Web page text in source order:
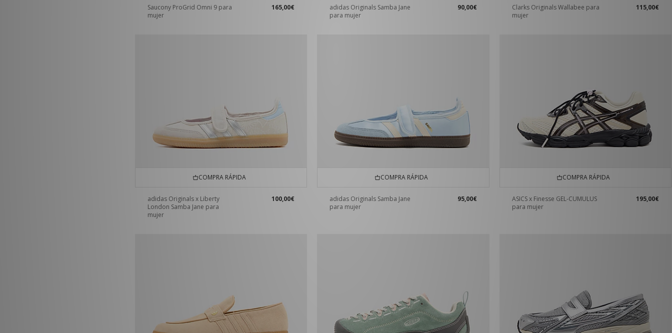
Saucony ProGrid Omni 9 para
mujer
165,00€
adidas Originals Samba Jane
para mujer
90,00€
Clarks Originals Wallabee para
mujer
115,00€
COMPRA RÁPIDA
adidas Originals x Liberty
London Samba Jane para
mujer
100,00€
COMPRA RÁPIDA
adidas Originals Samba Jane
para mujer
95,00€
COMPRA RÁPIDA
ASICS x Finesse GEL-CUMULUS
para mujer
195,00€